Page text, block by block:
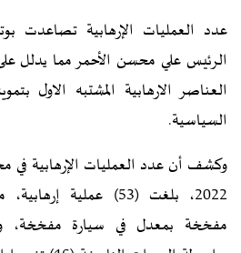
عدد العمليات الإرهابية تصاعدت
الرئيس علي محسن الأحمر مما يدلل
العناصر الارهابية المشتبه الاول
السياسية.
وكشف أن عدد العمليات الإرهابية
مفخخة بمعدل في سيارة مفخخة،